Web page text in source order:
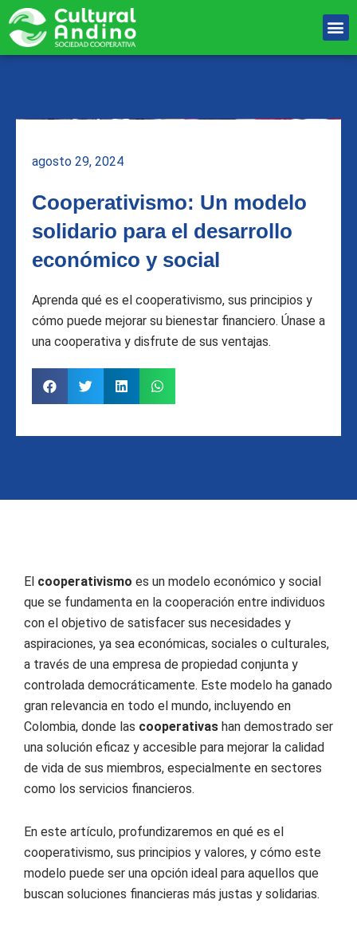
contenido
agosto 29, 2024
Cooperativismo: Un modelo
solidario para el desarrollo
económico y social
Aprenda qué es el cooperativismo, sus principios y
cómo puede mejorar su bienestar financiero. Únase a
una cooperativa y disfrute de sus ventajas.
El cooperativismo es un modelo económico y social
que se fundamenta en la cooperación entre individuos
con el objetivo de satisfacer sus necesidades y
aspiraciones, ya sea económicas, sociales o culturales,
a través de una empresa de propiedad conjunta y
controlada democráticamente. Este modelo ha ganado
gran relevancia en todo el mundo, incluyendo en
Colombia, donde las cooperativas han demostrado ser
una solución eficaz y accesible para mejorar la calidad
de vida de sus miembros, especialmente en sectores
como los servicios financieros.
En este artículo, profundizaremos en qué es el
cooperativismo, sus principios y valores, y cómo este
modelo puede ser una opción ideal para aquellos que
buscan soluciones financieras más justas y solidarias.